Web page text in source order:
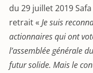
du 29 juillet 2019
retrait « Je suis
actionnaires qui ont
l’assemblée générale
futur solide. Mais le